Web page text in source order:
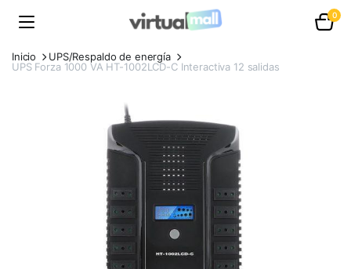
0
Inicio
UPS/Respaldo de energía
UPS Forza 1000 VA HT-1002LCD-C Interactiva 12 salidas